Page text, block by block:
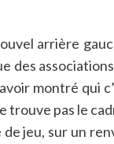
arrière
des
montré qui
trouve pas le
jeu, sur un